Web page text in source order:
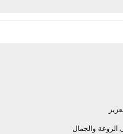
والجمال